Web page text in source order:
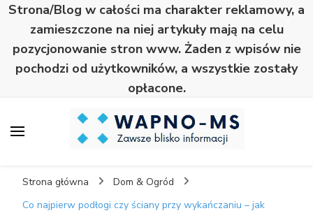
Strona/Blog w całości ma charakter reklamowy, a
zamieszczone na niej artykuły mają na celu
pozycjonowanie stron www. Żaden z wpisów nie
pochodzi od użytkowników, a wszystkie zostały
opłacone.
Strona główna
Dom & Ogród
Co najpierw podłogi czy ściany przy wykańczaniu – jak